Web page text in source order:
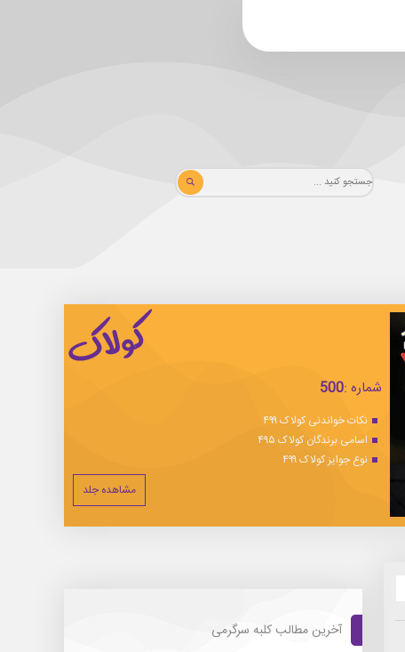
شماره :500
نکات خواندنی کولاک ۴۹۹
اسامی برندگان کولاک ۴۹۵
نوع جوایز کولاک ۴۹۹
مشاهده جلد
آخرین مطالب کلبه سرگرمی